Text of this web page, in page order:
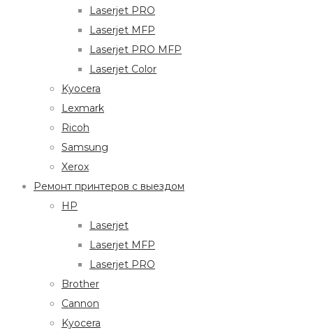
Laserjet PRO
Laserjet MFP
Laserjet PRO MFP
Laserjet Color
Kyocera
Lexmark
Ricoh
Samsung
Xerox
Ремонт принтеров с выездом
HP
Laserjet
Laserjet MFP
Laserjet PRO
Brother
Cannon
Kyocera